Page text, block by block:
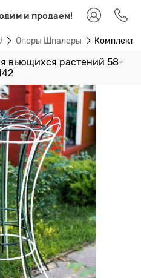
и продаем!
Опоры Шпалеры Комплект
вьющихся растений 58-